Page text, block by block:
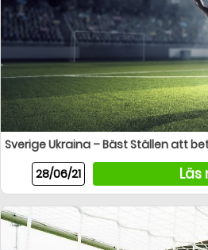
Sverige Ukraina – Bäst Ställen att
28/06/21
Läs